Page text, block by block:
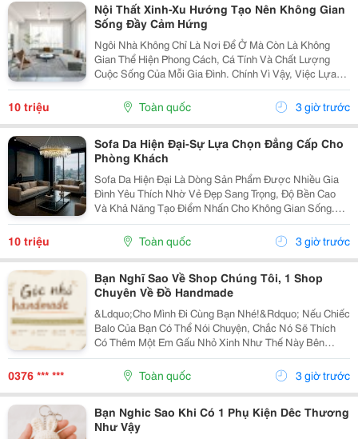
Nội Thất Xinh-Xu Hướng Tạo Nên Không Gian
Sống Đầy Cảm Hứng
Ngôi Nhà Không Chỉ Là Nơi Để Ở Mà Còn Là Không
Gian Thể Hiện Phong Cách, Cá Tính Và Chất Lượng
Cuộc Sống Của Mỗi Gia Đình. Chính Vì Vậy, Việc Lựa
Chọn Nội Thất Xinh Đang Trở Thành Xu Hướng Được
Nhiều Người Quan Tâm Khi Muốn Biến Không Gian
Sống Trở...
10 triệu Toàn quốc 3 giờ trước
Sofa Da Hiện Đại-Sự Lựa Chọn Đẳng Cấp Cho
Phòng Khách
Sofa Da Hiện Đại Là Dòng Sản Phẩm Được Nhiều Gia
Đình Yêu Thích Nhờ Vẻ Đẹp Sang Trọng, Độ Bền Cao
Và Khả Năng Tạo Điểm Nhấn Cho Không Gian Sống.
Với Thiết Kế Tinh Tế Cùng Chất Liệu Da Cao Cấp, Sofa
Không Chỉ Mang Lại Cảm Giác Thoải Mái Mà Còn Thể...
10 triệu Toàn quốc 3 giờ trước
Bạn Nghĩ Sao Về Shop Chúng Tôi, 1 Shop
Chuyên Về Đồ Handmade
&Ldquo;Cho Mình Đi Cùng Bạn Nhé!&Rdquo; Nếu Chiếc
Balo Của Bạn Có Thể Nói Chuyện, Chắc Nó Sẽ Thích
Có Thêm Một Em Gấu Nhỏ Xinh Như Thế Này Bên
Cạnh. Từ Những Buổi Đi Học, Đi Làm, Đi Cà Phê Hay
Những Chuyến Đi Chơi Cuối Tuần, Em Móc Khóa Gấu
Bông...
0376 *** *** Toàn quốc 3 giờ trước
Bạn Nghic Sao Khi Có 1 Phụ Kiện Dêc Thương
Như Vậy